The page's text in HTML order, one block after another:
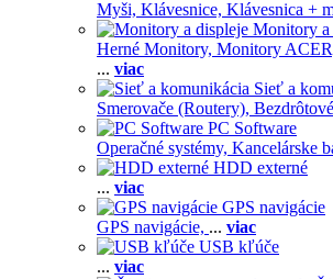
Myši, Klávesnice, Klávesnica +
Monitory a
Herné Monitory, Monitory
... viac
Sieť a
Smerovače (Routery),
PC Software
Operačné systémy, Kancelárske
HDD externé
... viac
GPS navigácie
GPS navigácie, ... viac
USB kľúče
... viac